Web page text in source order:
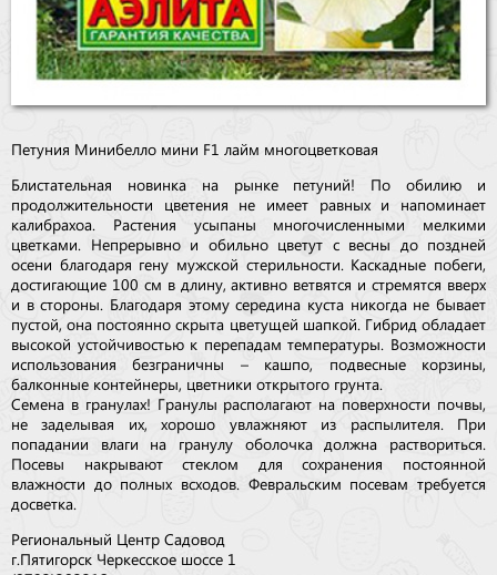
Петуния Минибелло мини F1 лайм многоцветковая
Блистательная новинка на рынке петуний! По обилию и
продолжительности цветения не имеет равных и напоминает
калибрахоа. Растения усыпаны многочисленными мелкими
цветками. Непрерывно и обильно цветут с весны до поздней
осени благодаря гену мужской стерильности. Каскадные побеги,
достигающие 100 см в длину, активно ветвятся и стремятся вверх
и в стороны. Благодаря этому середина куста никогда не бывает
пустой, она постоянно скрыта цветущей шапкой. Гибрид обладает
высокой устойчивостью к перепадам температуры. Возможности
использования безграничны – кашпо, подвесные корзины,
балконные контейнеры, цветники открытого грунта.
Семена в гранулах! Гранулы располагают на поверхности почвы,
не заделывая их, хорошо увлажняют из распылителя. При
попадании влаги на гранулу оболочка должна раствориться.
Посевы накрывают стеклом для сохранения постоянной
влажности до полных всходов. Февральским посевам требуется
досветка.
Региональный Центр Садовод
г.Пятигорск Черкесское шоссе 1